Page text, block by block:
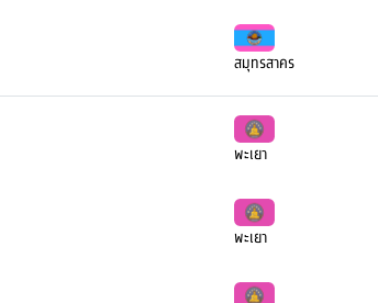
สมุทรสาคร
พะเยา
พะเยา